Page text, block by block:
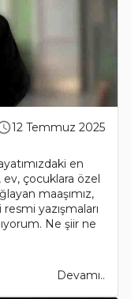
12 Temmuz 2025
en
çocuklara özel
maaşımız,
yazışmaları
Ne şiir ne
Devamı..